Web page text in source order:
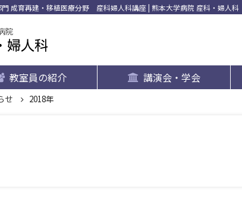
成育再建・移植医療分野 産科婦人科講座 | 熊本大学病院 産科・婦人科
教室員の紹介 講演会・学会
せ 2018年